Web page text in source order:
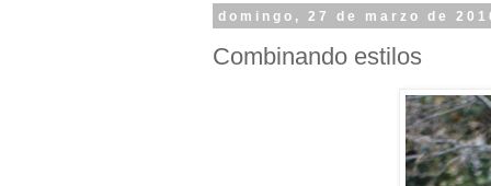
domingo, 27 de marzo de
Combinando estilos